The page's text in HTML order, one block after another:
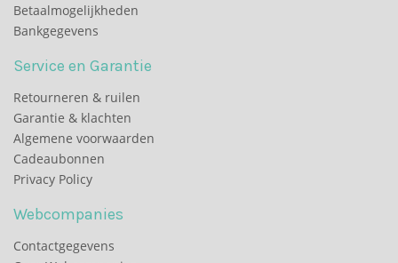
Betaalmogelijkheden
Bankgegevens
Service en Garantie
Retourneren & ruilen
Garantie & klachten
Algemene voorwaarden
Cadeaubonnen
Privacy Policy
Webcompanies
Contactgegevens